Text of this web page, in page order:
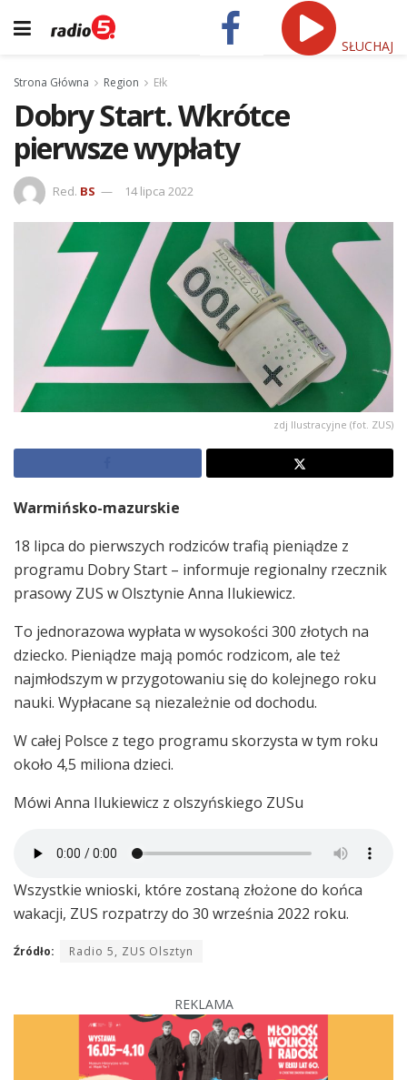
SŁUCHAJ
Strona Główna Region Ełk
Dobry Start. Wkrótce
pierwsze wypłaty
Red. BS 14 lipca 2022
zdj Ilustracyjne (fot. ZUS)
Warmińsko-mazurskie
18 lipca do pierwszych rodziców trafią pieniądze z
programu Dobry Start – informuje regionalny rzecznik
prasowy ZUS w Olsztynie Anna Ilukiewicz.
To jednorazowa wypłata w wysokości 300 złotych na
dziecko. Pieniądze mają pomóc rodzicom, ale też
najmłodszym w przygotowaniu się do kolejnego roku
nauki. Wypłacane są niezależnie od dochodu.
W całej Polsce z tego programu skorzysta w tym roku
około 4,5 miliona dzieci.
Mówi Anna Ilukiewicz z olszyńskiego ZUSu
Wszystkie wnioski, które zostaną złożone do końca
wakacji, ZUS rozpatrzy do 30 września 2022 roku.
Źródło: Radio 5, ZUS Olsztyn
REKLAMA